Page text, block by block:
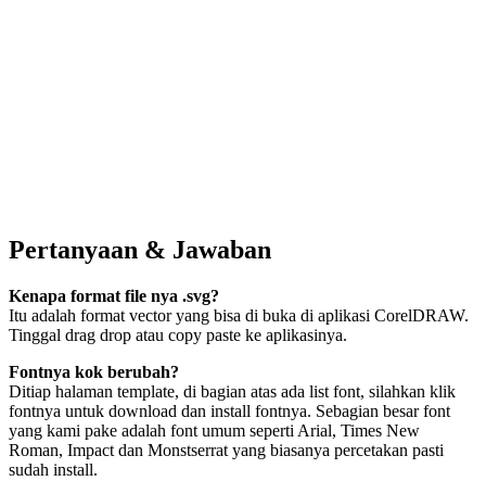
Pertanyaan & Jawaban
Kenapa format file nya .svg?
Itu adalah format vector yang bisa di buka di aplikasi CorelDRAW.
Tinggal drag drop atau copy paste ke aplikasinya.
Fontnya kok berubah?
Ditiap halaman template, di bagian atas ada list font, silahkan klik
fontnya untuk download dan install fontnya. Sebagian besar font
yang kami pake adalah font umum seperti Arial, Times New
Roman, Impact dan Monstserrat yang biasanya percetakan pasti
sudah install.